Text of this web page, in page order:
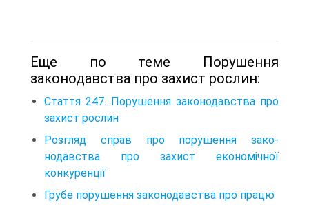
Еще по теме Порушення
законодавства про захист рослин:
Стаття 247. Порушення законодавства про
захист рослин
Розгляд справ про порушення зако-
нодавства про захист економічної
конкуренції
Грубе порушення законодавства про працю